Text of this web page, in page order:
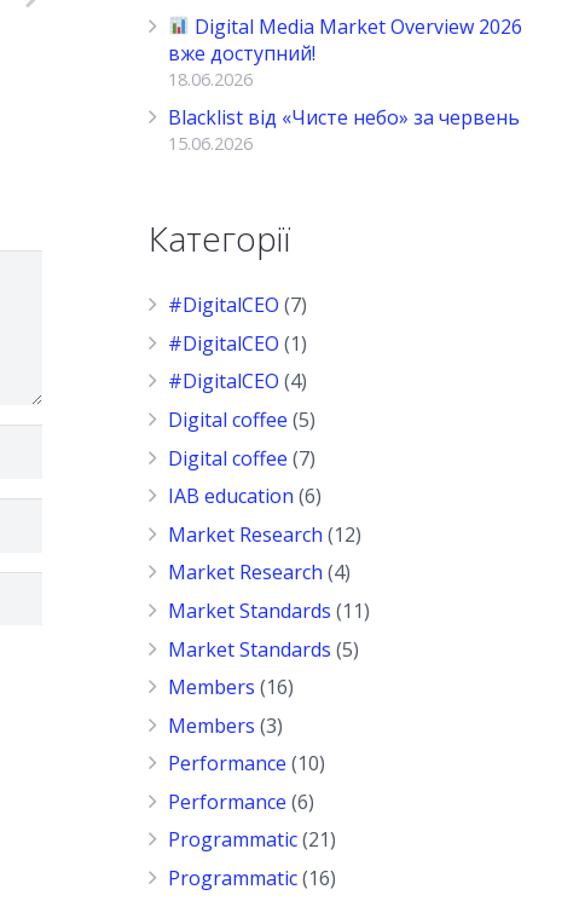
Digital Media Market Overview 2026
вже доступний!
18.06.2026
Blacklist від «Чисте небо» за червень
15.06.2026
Категорії
#DigitalCEO (7)
#DigitalCEO (1)
#DigitalCEO (4)
Digital coffee (5)
Digital coffee (7)
IAB education (6)
Market Research (12)
Market Research (4)
Market Standards (11)
Market Standards (5)
Members (16)
Members (3)
Performance (10)
Performance (6)
Programmatic(21)
Programmatic(16)